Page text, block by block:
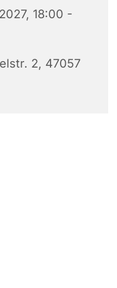
18:00 -
2, 47057